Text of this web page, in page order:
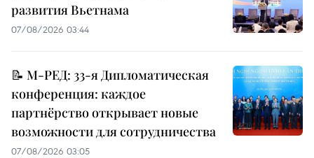
развития Вьетнама
07/08/2026 03:44
📝 М-РЕД: 33-я Дипломатическая
конференция: каждое
партнёрство открывает новые
возможности для сотрудничества
07/08/2026 03:05